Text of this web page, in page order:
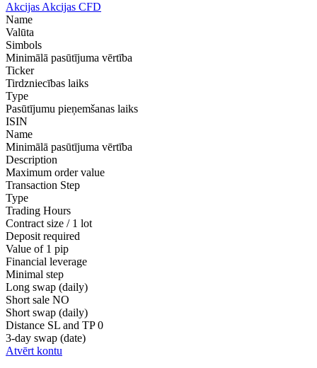
Akcijas Akcijas CFD
Name
Valūta
Simbols
Minimālā pasūtījuma vērtība
Ticker
Tirdzniecības laiks
Type
Pasūtījumu pieņemšanas laiks
ISIN
Name
Minimālā pasūtījuma vērtība
Description
Maximum order value
Transaction Step
Type
Trading Hours
Contract size / 1 lot
Deposit required
Value of 1 pip
Financial leverage
Minimal step
Long swap (daily)
Short sale NO
Short swap (daily)
Distance SL and TP 0
3-day swap (date)
Atvērt kontu